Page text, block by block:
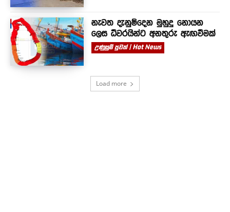
නැවත දැනුම්දෙන මුහුදු නොයන
ලෙස ධීවරයින්ට අනතුරු ඇඟවීමක්
උණුසුම් පුවත් | Hot News
Load more